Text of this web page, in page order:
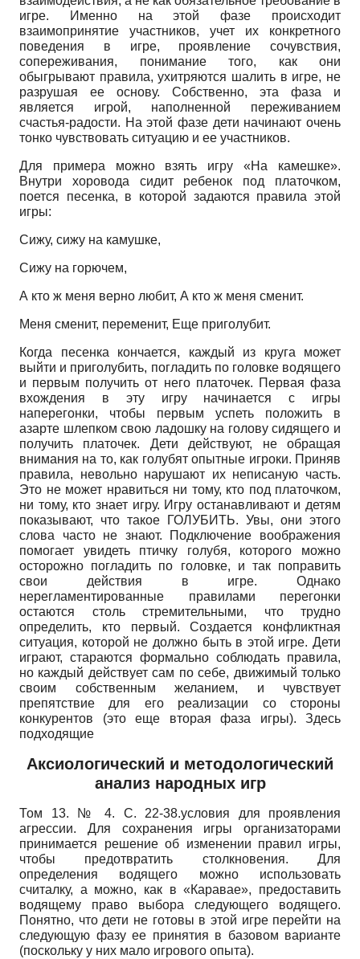
игре. Именно на этой фазе происходит
взаимопринятие участников, учет их конкретного
поведения в игре, проявление сочувствия,
сопереживания, понимание того, как они
обыгрывают правила, ухитряются шалить в игре, не
разрушая ее основу. Собственно, эта фаза и
является игрой, наполненной переживанием
счастья-радости. На этой фазе дети начинают очень
тонко чувствовать ситуацию и ее участников.
Для примера можно взять игру «На камешке».
Внутри хоровода сидит ребенок под платочком,
поется песенка, в которой задаются правила этой
игры:
Сижу, сижу на камушке,
Сижу на горючем,
А кто ж меня верно любит, А кто ж меня сменит.
Меня сменит, переменит, Еще приголубит.
Когда песенка кончается, каждый из круга может
выйти и приголубить, погладить по головке водящего
и первым получить от него платочек. Первая фаза
вхождения в эту игру начинается с игры
наперегонки, чтобы первым успеть положить в
азарте шлепком свою ладошку на голову сидящего и
получить платочек. Дети действуют, не обращая
внимания на то, как голубят опытные игроки. Приняв
правила, невольно нарушают их неписаную часть.
Это не может нравиться ни тому, кто под платочком,
ни тому, кто знает игру. Игру останавливают и детям
показывают, что такое ГОЛУБИТЬ. Увы, они этого
слова часто не знают. Подключение воображения
помогает увидеть птичку голубя, которого можно
осторожно погладить по головке, и так поправить
свои действия в игре. Однако
нерегламентированные правилами перегонки
остаются столь стремительными, что трудно
определить, кто первый. Создается конфликтная
ситуация, которой не должно быть в этой игре. Дети
играют, стараются формально соблюдать правила,
но каждый действует сам по себе, движимый только
своим собственным желанием, и чувствует
препятствие для его реализации со стороны
конкурентов (это еще вторая фаза игры). Здесь
подходящие
Аксиологический и методологический
анализ народных игр
Том 13. № 4. С. 22-38.условия для проявления
агрессии. Для сохранения игры организаторами
принимается решение об изменении правил игры,
чтобы предотвратить столкновения. Для
определения водящего можно использовать
считалку, а можно, как в «Каравае», предоставить
водящему право выбора следующего водящего.
Понятно, что дети не готовы в этой игре перейти на
следующую фазу ее принятия в базовом варианте
(поскольку у них мало игрового опыта).